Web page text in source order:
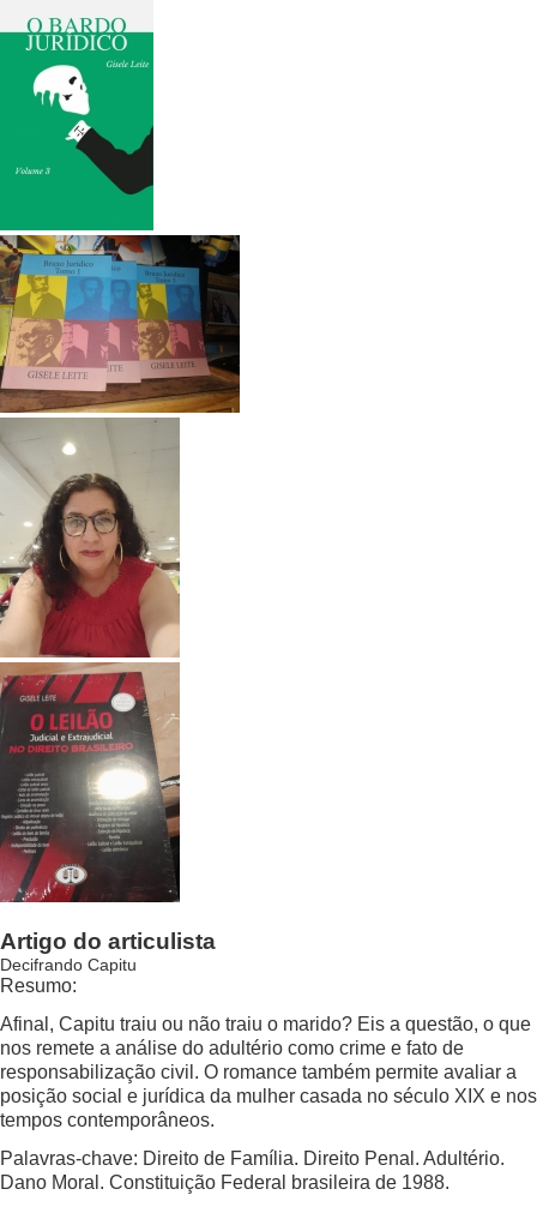
Artigo do articulista
Decifrando Capitu
Resumo:
Afinal, Capitu traiu ou não traiu o marido? Eis a questão, o que
nos remete a análise do adultério como crime e fato de
responsabilização civil. O romance também permite avaliar a
posição social e jurídica da mulher casada no século XIX e nos
tempos contemporâneos.
Palavras-chave: Direito de Família. Direito Penal. Adultério.
Dano Moral. Constituição Federal brasileira de 1988.